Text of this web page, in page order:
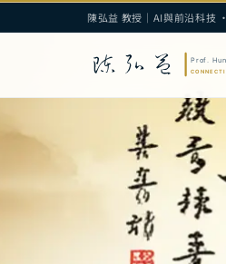
陳弘益 教授｜AI與前沿科技